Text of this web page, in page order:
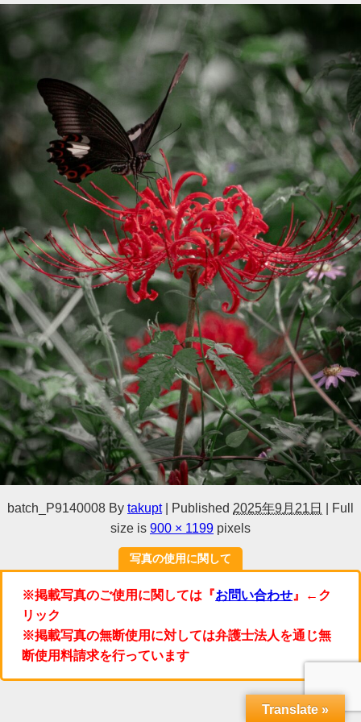
batch_P9140008 By takupt Published 2025年9月21日
Full
size is 900 × 1199 pixels
写真の使用に関して
※掲載写真のご使用に関しては『お問い合わせ 』←ク
リック
※掲載写真の無断使用に対しては弁護士法人を通じ無
断使用料請求を行っています
Translate »